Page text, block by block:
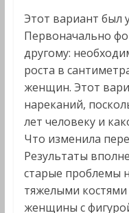
Этот вариант был
Первоначально
другому:
роста в
женщин. Этот
нареканий,
лет человеку и
Что изменила
Результаты
старые проблемы
тяжелыми
женщины с